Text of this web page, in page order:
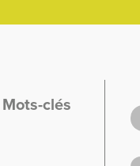
Mots-clés